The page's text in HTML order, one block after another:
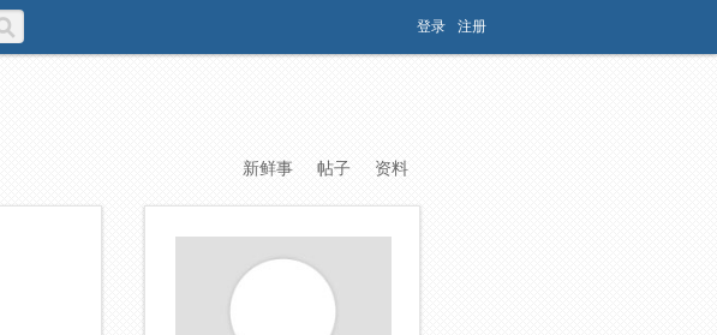
登录 注册
新鲜事 帖子 资料